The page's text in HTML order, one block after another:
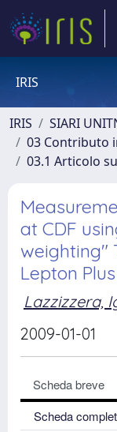
IRIS
IRIS
SIARI
03 Contributo
03.1 Articolo
at CDF
weighting"
Lepton
Lazzizzera,
2009-01-01
Scheda breve
Scheda